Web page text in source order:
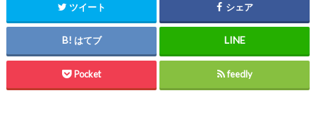
ツイート シェア
はてブ
Pocket feedly